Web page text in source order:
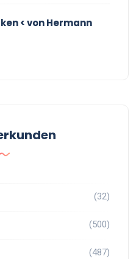
< von Hermann
(32)
(500)
(487)